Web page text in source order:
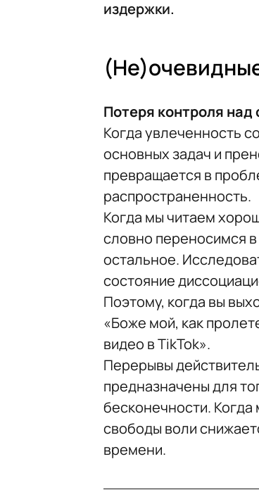
издержки.
Потеря контроля
Когда увлеченность
основных задач и
превращается в
распространенность.
Когда мы читаем
словно переносимся
остальное.
состояние
Поэтому, когда вы
«Боже мой, как
видео в TikTok».
Перерывы
предназначены для
бесконечности.
свободы воли
времени.